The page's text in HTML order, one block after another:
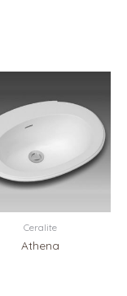
Ceralite
Athena